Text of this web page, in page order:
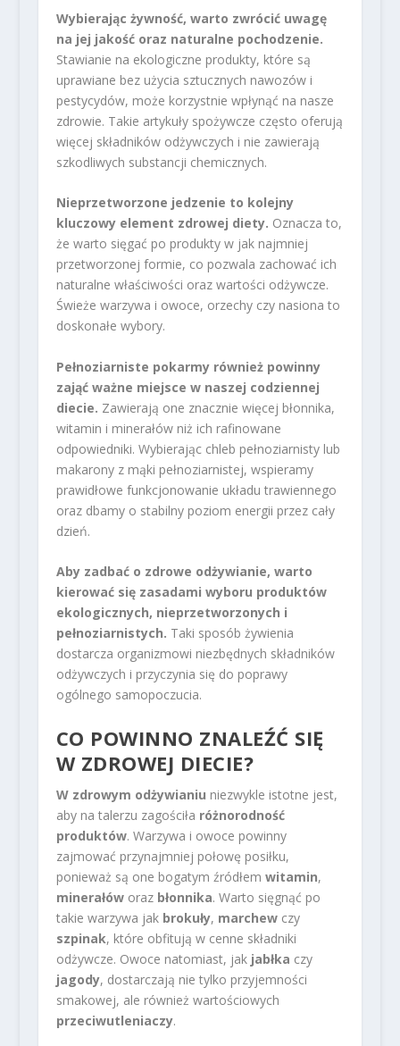
Wybierając żywność, warto zwrócić uwagę
na jej jakość oraz naturalne pochodzenie.
Stawianie na ekologiczne produkty, które są
uprawiane bez użycia sztucznych nawozów i
pestycydów, może korzystnie wpłynąć na nasze
zdrowie. Takie artykuły spożywcze często oferują
więcej składników odżywczych i nie zawierają
szkodliwych substancji chemicznych.
Nieprzetworzone jedzenie to kolejny
kluczowy element zdrowej diety. Oznacza to,
że warto sięgać po produkty w jak najmniej
przetworzonej formie, co pozwala zachować ich
naturalne właściwości oraz wartości odżywcze.
Świeże warzywa i owoce, orzechy czy nasiona to
doskonałe wybory.
Pełnoziarniste pokarmy również powinny
zająć ważne miejsce w naszej codziennej
diecie. Zawierają one znacznie więcej błonnika,
witamin i minerałów niż ich rafinowane
odpowiedniki. Wybierając chleb pełnoziarnisty lub
makarony z mąki pełnoziarnistej, wspieramy
prawidłowe funkcjonowanie układu trawiennego
oraz dbamy o stabilny poziom energii przez cały
dzień.
Aby zadbać o zdrowe odżywianie, warto
kierować się zasadami wyboru produktów
ekologicznych, nieprzetworzonych i
pełnoziarnistych. Taki sposób żywienia
dostarcza organizmowi niezbędnych składników
odżywczych i przyczynia się do poprawy
ogólnego samopoczucia.
CO POWINNO ZNALEŹĆ SIĘ
W ZDROWEJ DIECIE?
W zdrowym odżywianiu niezwykle istotne jest,
aby na talerzu zagościła różnorodność
produktów. Warzywa i owoce powinny
zajmować przynajmniej połowę posiłku,
ponieważ są one bogatym źródłem witamin,
minerałóworaz błonnika. Warto sięgnąć po
takie warzywa jak brokuły, marchewczy
szpinak, które obfitują w cenne składniki
odżywcze. Owoce natomiast, jak jabłka czy
jagody, dostarczają nie tylko przyjemności
smakowej, ale również wartościowych
przeciwutleniaczy.